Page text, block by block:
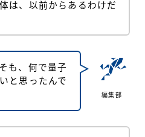
は、以前からあるわけだ
編集部
も、何で量子
と思ったんで